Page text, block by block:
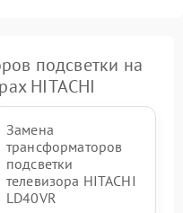
подсветки на
HITACHI
Замена
трансформаторов
подсветки
телевизора HITACHI
LD40VR